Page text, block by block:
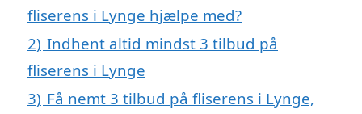
fliserens i Lynge hjælpe med?
2) Indhent altid mindst 3 tilbud på
fliserens i Lynge
3) Få nemt 3 tilbud på fliserens i Lynge,